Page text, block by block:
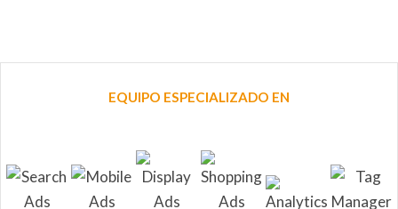
EQUIPO ESPECIALIZADO EN